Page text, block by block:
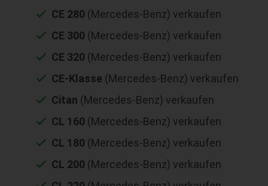
CE 280 (Mercedes-Benz) verkaufen
CE 300 (Mercedes-Benz) verkaufen
CE 320 (Mercedes-Benz) verkaufen
CE-Klasse (Mercedes-Benz) verkaufen
Citan (Mercedes-Benz) verkaufen
CL 160 (Mercedes-Benz) verkaufen
CL 180 (Mercedes-Benz) verkaufen
CL 200 (Mercedes-Benz) verkaufen